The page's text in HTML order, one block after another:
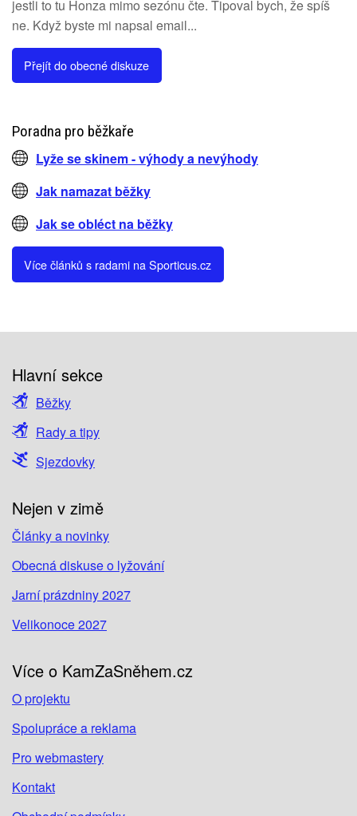
jestli to tu Honza mimo sezónu čte. Tipoval bych, že spíš
ne. Když byste mi napsal email...
Přejít do obecné diskuze
Poradna pro běžkaře
Lyže se skinem - výhody a nevýhody
Jak namazat běžky
Jak se obléct na běžky
Více článků s radami na Sporticus.cz
Hlavní sekce
Běžky
Rady a tipy
Sjezdovky
Nejen v zimě
Články a novinky
Obecná diskuse o lyžování
Jarní prázdniny 2027
Velikonoce 2027
Více o KamZaSněhem.cz
O projektu
Spolupráce a reklama
Pro webmastery
Kontakt